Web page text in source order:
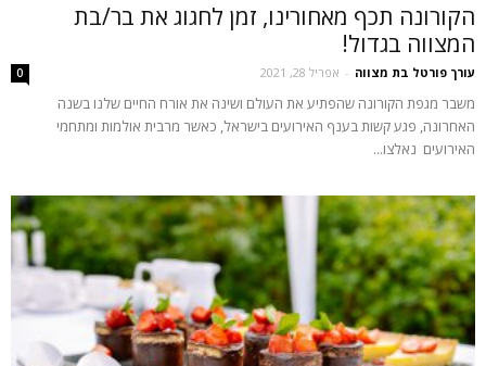
הקורונה תכף מאחורינו, זמן לחגוג את בר/בת
המצווה בגדול!
עורך פורטל בת מצווה - אפריל 28, 2021 0
משבר מגפת הקורונה שהפתיע את העולם ושינה את אורח החיים שלנו בשנה
האחרונה, פגע קשות בענף האירועים בישראל, כאשר מרבית אולמות ומתחמי
האירועים נאלצו...